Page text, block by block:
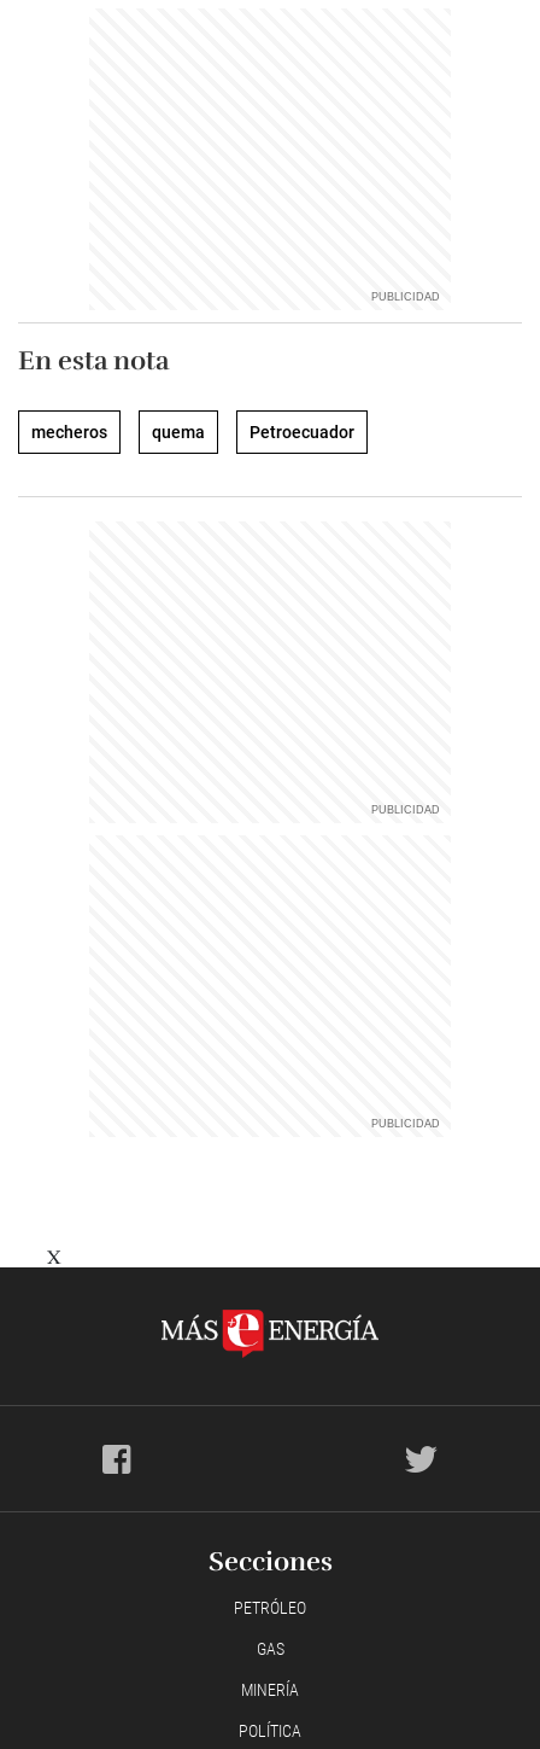
En esta nota
mecheros quema Petroecuador
X
Secciones
PETRÓLEO
GAS
MINERÍA
POLÍTICA